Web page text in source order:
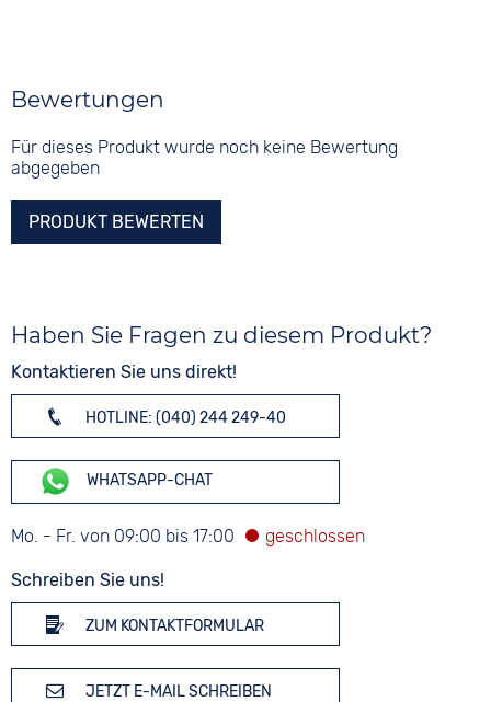
Bewertungen
Für dieses Produkt wurde noch keine Bewertung
abgegeben
PRODUKT BEWERTEN
Haben Sie Fragen zu diesem Produkt?
Kontaktieren Sie uns direkt!
HOTLINE: (040) 244 249-40
WHATSAPP-CHAT
Mo. - Fr. von 09:00 bis 17:00
Schreiben Sie uns!
ZUM KONTAKTFORMULAR
JETZT E-MAIL SCHREIBEN